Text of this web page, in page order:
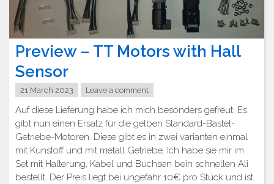
Preview – TT Motors with Hall
Sensor
21 March 2023 Leave a comment
Auf diese Lieferung habe ich mich besonders gefreut. Es
gibt nun einen Ersatz für die gelben Standard-Bastel-
Getriebe-Motoren. Diese gibt es in zwei varianten einmal
mit Kunstoff und mit metall Getriebe. Ich habe sie mir im
Set mit Halterung, Kabel und Buchsen bein schnellen Ali
bestellt. Der Preis liegt bei ungefähr 10€ pro Stück und ist